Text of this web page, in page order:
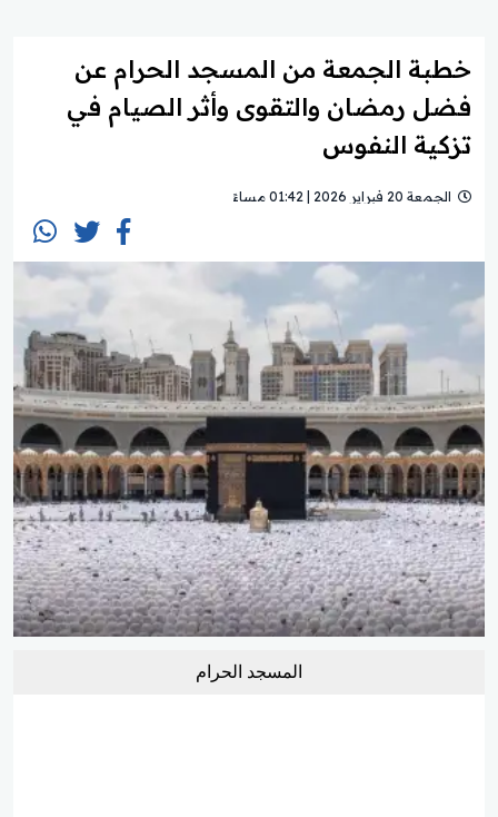
خطبة الجمعة من المسجد الحرام عن
فضل رمضان والتقوى وأثر الصيام في
تزكية النفوس
الجمعة 20 فبراير 2026 | 01:42 مساءً
المسجد الحرام